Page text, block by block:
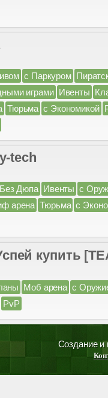
с Паркуром
играми Ивенты
Тюрьма с Экономикой
tech
Без Дюпа Ивенты с
арена Тюрьма с
купить
Моб арена с
PvP
Создание и